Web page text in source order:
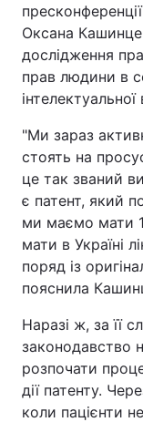
Оксана
дослідження
прав людини в
"Ми зараз
стоять на
це так званий
є патент, який
ми маємо мати
мати в Україні
поряд із
пояснила
Наразі ж, за її
законодавство
розпочати
дії патенту.
коли пацієнти